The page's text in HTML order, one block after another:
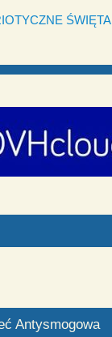
ŚWIĘTA
Antysmogowa